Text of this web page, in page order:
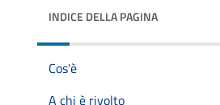
INDICE DELLA PAGINA
Cos'è
A chi è rivolto